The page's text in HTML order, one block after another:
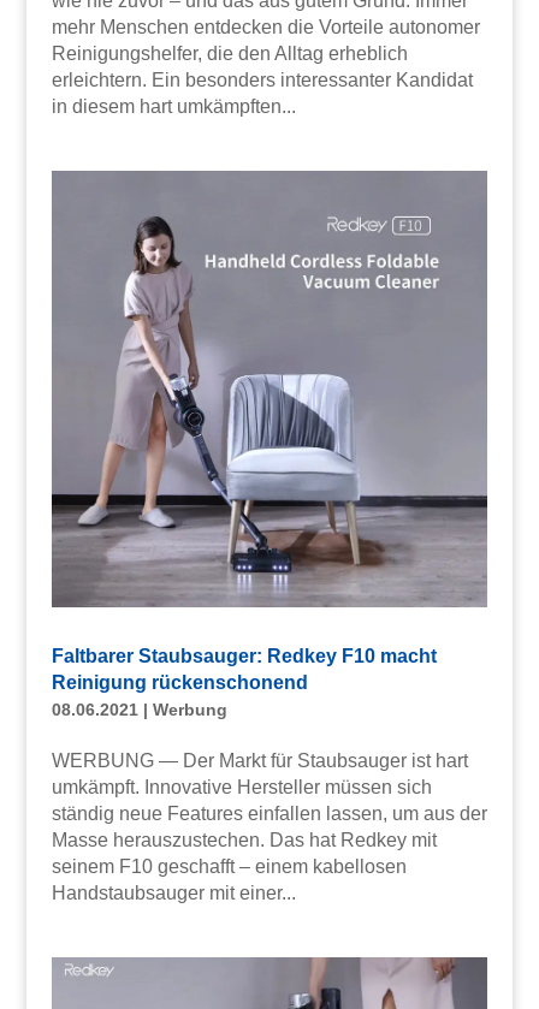
mehr Menschen entdecken die Vorteile autonomer
Reinigungshelfer, die den Alltag erheblich
erleichtern. Ein besonders interessanter Kandidat
in diesem hart umkämpften...
Faltbarer Staubsauger: Redkey F10 macht
Reinigung rückenschonend
08.06.2021| Werbung
WERBUNG — Der Markt für Staubsauger ist hart
umkämpft. Innovative Hersteller müssen sich
ständig neue Features einfallen lassen, um aus der
Masse herauszustechen. Das hat Redkey mit
seinem F10 geschafft – einem kabellosen
Handstaubsauger mit einer...